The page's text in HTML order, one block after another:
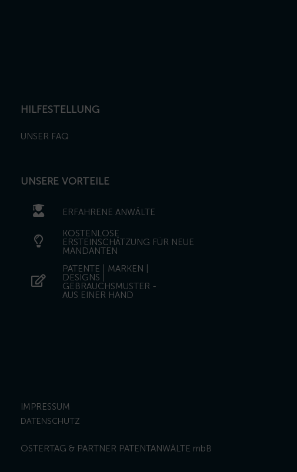
HILFESTELLUNG
UNSER FAQ
UNSERE VORTEILE
ERFAHRENE ANWÄLTE
KOSTENLOSE
ERSTEINSCHÄTZUNG FÜR NEUE
MANDANTEN
PATENTE | MARKEN |
DESIGNS |
GEBRAUCHSMUSTER -
AUS EINER HAND
IMPRESSUM
DATENSCHUTZ
OSTERTAG & PARTNER PATENTANWÄLTE mbB